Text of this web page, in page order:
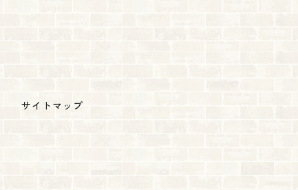
サイトマップ